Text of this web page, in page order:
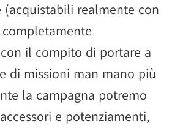
(acquistabili realmente con
il compito di portare a
di missioni man mano più
la campagna potremo
e potenziamenti,